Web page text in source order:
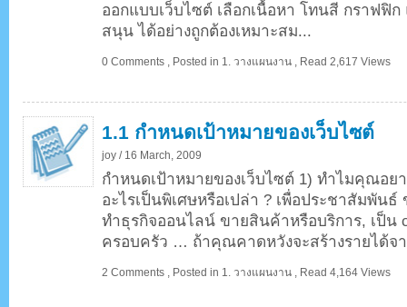
ออกแบบเว็บไซต์ เลือกเนื้อหา โทนสี กราฟฟิ
สนุน ได้อย่างถูกต้องเหมาะสม...
0 Comments , Posted in 1. วางแผนงาน , Read 2,617 Views
1.1 กำหนดเป้าหมายของเว็บไซต์
joy / 16 March, 2009
กำหนดเป้าหมายของเว็บไซต์ 1) ทำไมคุณอย
อะไรเป็นพิเศษหรือเปล่า ? เพื่อประชาสัมพัน
ทำธุรกิจออนไลน์ ขายสินค้าหรือบริการ, เป็น
ครอบครัว … ถ้าคุณคาดหวังจะสร้างรายได้จ
2 Comments , Posted in 1. วางแผนงาน , Read 4,164 Views